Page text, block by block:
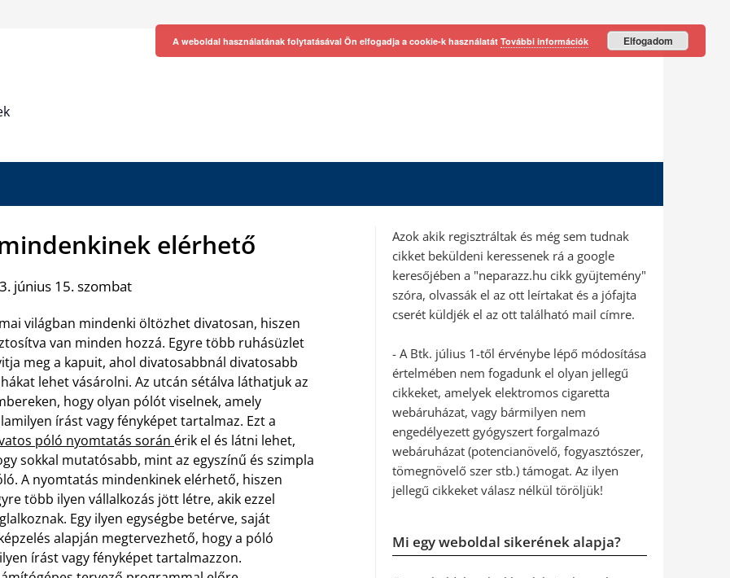
elérhető
június 15. szombat
világban mindenki öltözhet divatosan, hiszen
van minden hozzá. Egyre több ruhásüzlet
meg a kapuit, ahol divatosabbnál divatosabb
lehet vásárolni. Az utcán sétálva láthatjuk az
hogy olyan pólót viselnek, amely
írást vagy fényképet tartalmaz. Ezt a
póló nyomtatás során érik el és látni lehet,
sokkal mutatósabb, mint az egyszínű és szimpla
A nyomtatás mindenkinek elérhető, hiszen
több ilyen vállalkozás jött létre, akik ezzel
Egy ilyen egységbe betérve, saját
alapján megtervezhető, hogy a póló
írást vagy fényképet tartalmazzon.
Azok akik regisztráltak és még sem tudnak
cikket beküldeni keressenek rá a google
keresőjében a "neparazz.hu cikk gyüjtemény"
szóra, olvassák el az ott leírtakat és a jófajta
cserét küldjék el az ott található mail címre.
- A Btk. július 1-től érvénybe lépő módosítása
értelmében nem fogadunk el olyan jellegű
cikkeket, amelyek elektromos cigaretta
webáruházat, vagy bármilyen nem
engedélyezett gyógyszert forgalmazó
webáruházat (potencianövelő, fogyasztószer,
tömegnövelő szer stb.) támogat. Az ilyen
jellegű cikkeket válasz nélkül töröljük!
Mi egy weboldal sikerének alapja?
A weboldal használatának folytatásával Ön elfogadja a cookie-k használatát További információk Elfogadom